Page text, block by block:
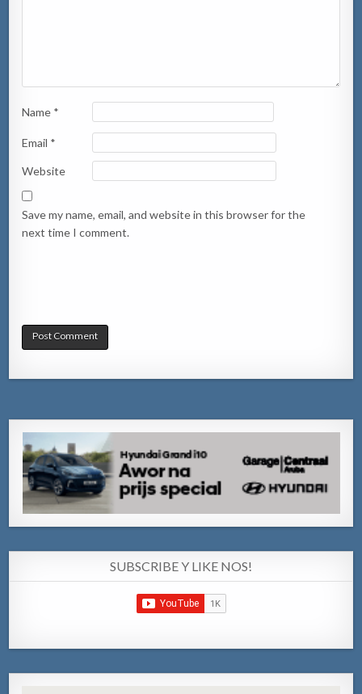
Name *
Email *
Website
Save my name, email, and website in this browser for the
next time I comment.
SUBSCRIBE Y LIKE NOS!